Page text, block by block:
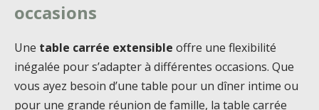
occasions
Une table carrée extensible offre une flexibilité
inégalée pour s’adapter à différentes occasions. Que
vous ayez besoin d’une table pour un dîner intime ou
pour une grande réunion de famille, la table carrée